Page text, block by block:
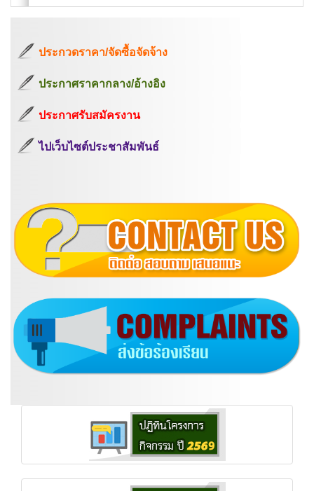
ประกวดราคา/จัดซื้อจัดจ้าง
ประกาศราคากลาง/อ้างอิง
ประกาศรับสมัครงาน
ไปเว็บไซต์ประชาสัมพันธ์